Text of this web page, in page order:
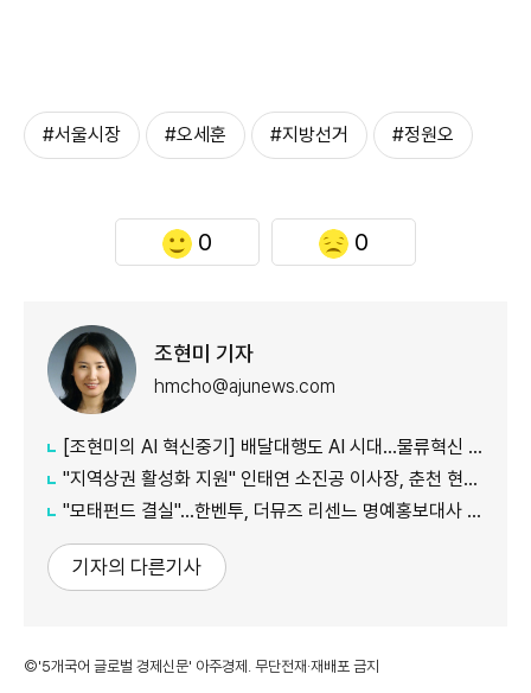
#서울시장 #오세훈 #지방선거 #정원오
0 0
조현미 기자
hmcho@ajunews.com
[조현미의 AI 혁신중기] 배달대행도 AI 시대…물류혁신 선도하는 부릉
"지역상권 활성화 지원" 인태연 소진공 이사장, 춘천 현장방문
"모태펀드 결실"…한벤투, 더뮤즈 리센느 명예홍보대사 임명
기자의 다른기사
©'5개국어 글로벌 경제신문' 아주경제. 무단전재·재배포 금지